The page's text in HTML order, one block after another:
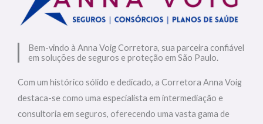
Bem-vindo à Anna Voig Corretora, sua parceira confiável
em soluções de seguros e proteção em São Paulo.
Com um histórico sólido e dedicado, a Corretora Anna Voig
destaca-se como uma especialista em intermediação e
consultoria em seguros, oferecendo uma vasta gama de